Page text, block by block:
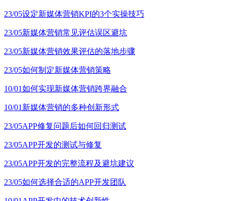
23/05设定新媒体营销KPI的3个实操技巧
23/05新媒体营销常见评估误区避坑
23/05新媒体营销效果评估的落地步骤
23/05如何制定新媒体营销策略
10/01如何实现新媒体营销跨界融合
10/01 新媒体营销的多种创新形式
23/05APP修复问题后如何回归测试
23/05APP开发的测试与修复
23/05APP开发的完整流程及避坑建议
23/05如何选择合适的APP开发团队